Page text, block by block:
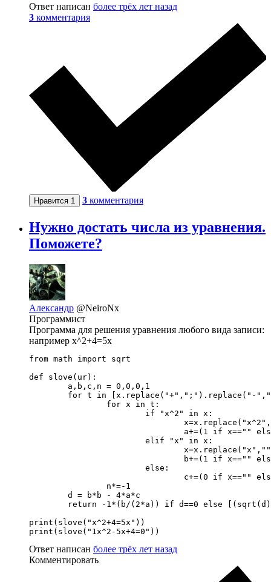
Ответ написан более трёх лет назад
3 комментария
Нравится 1 3 комментария
Нужно достать числа из уравнения.
Поможете?
Александр @NeiroNx
Программист
Программа для решения уравнения любого вида записи:
например x^2+4=5x
from math import sqrt
def slove(ur):
print(slove("x^2+4=5x"))
print(slove("1x^2-5x+4=0"))
Ответ написан более трёх лет назад
Комментировать